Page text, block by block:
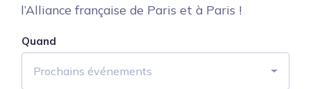
l’Alliance française de Paris et à Paris !
Quand
Prochains événements